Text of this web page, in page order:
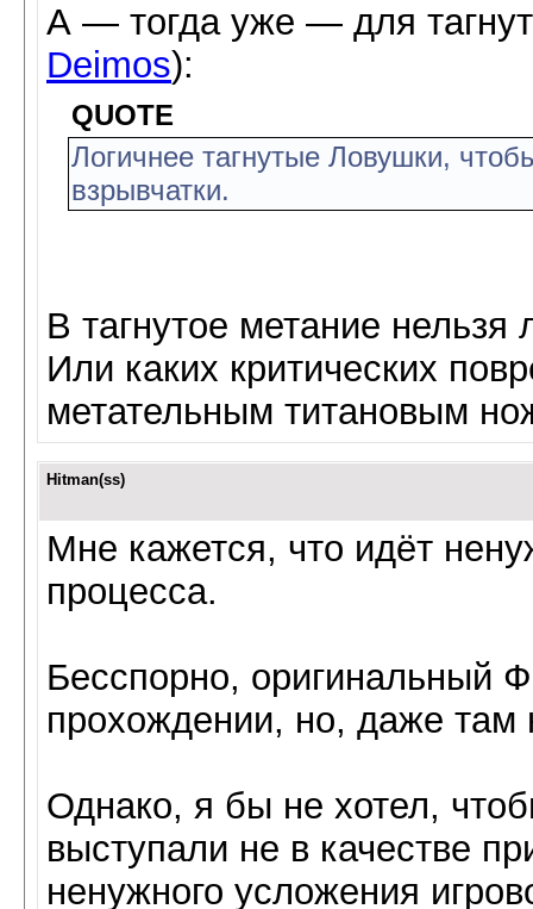
А — тогда уже — для
Deimos):
QUOTE
Логичнее тагнутые Ловушки,
взрывчатки.
В тагнутое метание нельзя
Или каких критических
метательным титановым
Hitman(ss)
Мне кажется, что идёт
процесса.
Бесспорно, оригинальный
прохождении, но, даже там
Однако, я бы не хотел,
выступали не в качестве
ненужного усложения